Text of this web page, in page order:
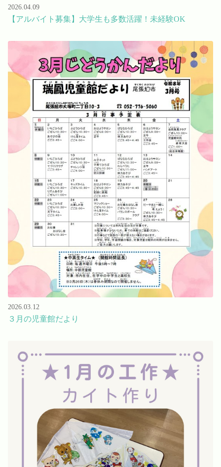
2026.04.09
【アルバイト募集】大学生も多数活躍！未経験OK
2026.03.12
３月の児童館だより